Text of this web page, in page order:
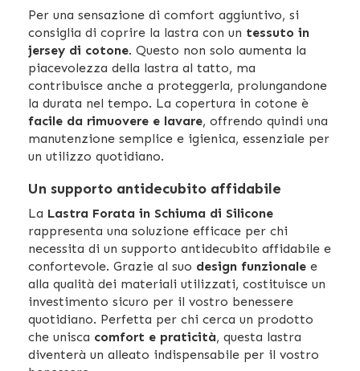
Per una sensazione di comfort aggiuntivo, si
consiglia di coprire la lastra con un tessuto in
jersey di cotone. Questo non solo aumenta la
piacevolezza della lastra al tatto, ma
contribuisce anche a proteggerla, prolungandone
la durata nel tempo. La copertura in cotone è
facile da rimuovere e lavare, offrendo quindi una
manutenzione semplice e igienica, essenziale per
un utilizzo quotidiano.
Un supporto antidecubito affidabile
La Lastra Forata in Schiuma di Silicone
rappresenta una soluzione efficace per chi
necessita di un supporto antidecubito affidabile e
confortevole. Grazie al suo design funzionale e
alla qualità dei materiali utilizzati, costituisce un
investimento sicuro per il vostro benessere
quotidiano. Perfetta per chi cerca un prodotto
che unisca comfort e praticità, questa lastra
diventerà un alleato indispensabile per il vostro